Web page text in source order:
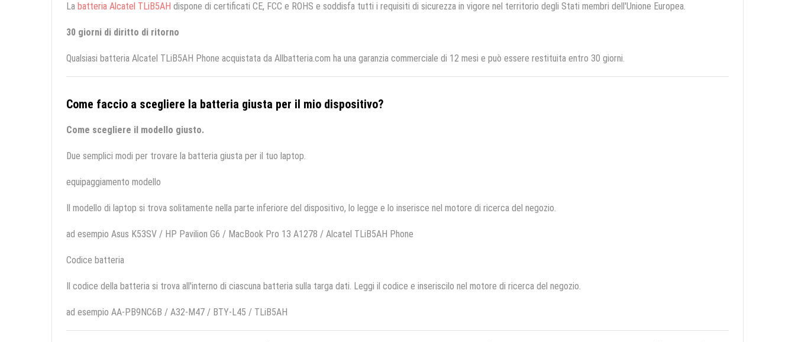
La batteria Alcatel TLiB5AH dispone di certificati CE, FCC e ROHS e soddisfa tutti i requisiti di sicurezza in vigore nel territorio degli Stati membri dell'Unione Europea.
30 giorni di diritto di ritorno
Qualsiasi batteria Alcatel TLiB5AH Phone acquistata da Allbatteria.com ha una garanzia commerciale di 12 mesi e può essere restituita entro 30 giorni.
Come faccio a scegliere la batteria giusta per il mio dispositivo?
Come scegliere il modello giusto.
Due semplici modi per trovare la batteria giusta per il tuo laptop.
equipaggiamento modello
Il modello di laptop si trova solitamente nella parte inferiore del dispositivo, lo legge e lo inserisce nel motore di ricerca del negozio.
ad esempio Asus K53SV / HP Pavilion G6 / MacBook Pro 13 A1278 / Alcatel TLiB5AH Phone
Codice batteria
Il codice della batteria si trova all'interno di ciascuna batteria sulla targa dati. Leggi il codice e inseriscilo nel motore di ricerca del negozio.
ad esempio AA-PB9NC6B / A32-M47 / BTY-L45 / TLiB5AH